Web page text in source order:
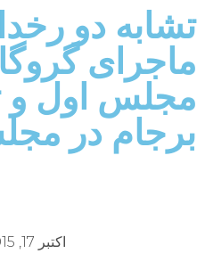
تشابه دو
ماجرای
مجلس اول و
برجام در
اکتبر 17, 2015